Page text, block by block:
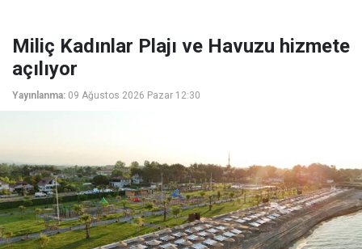
Miliç Kadınlar Plajı ve Havuzu hizmete
açılıyor
Yayınlanma: 09 Ağustos 2026 Pazar 12:30